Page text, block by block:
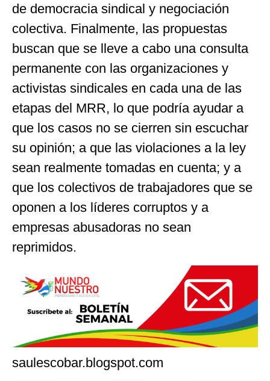
de democracia sindical y negociación
colectiva. Finalmente, las propuestas
buscan que se lleve a cabo una consulta
permanente con las organizaciones y
activistas sindicales en cada una de las
etapas del MRR, lo que podría ayudar a
que los casos no se cierren sin escuchar
su opinión; a que las violaciones a la ley
sean realmente tomadas en cuenta; y a
que los colectivos de trabajadores que se
oponen a los líderes corruptos y a
empresas abusadoras no sean
reprimidos.
saulescobar.blogspot.com